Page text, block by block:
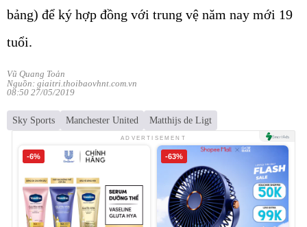
bảng) để ký hợp đồng với trung vệ năm nay mới 19
tuổi.
Vũ Quang Toản
Nguồn: giaitri.thoibaovhnt.com.vn
08:50 27/05/2019
Sky Sports Manchester United Matthijs de Ligt
ADVERTISEMENT
-6% -63%